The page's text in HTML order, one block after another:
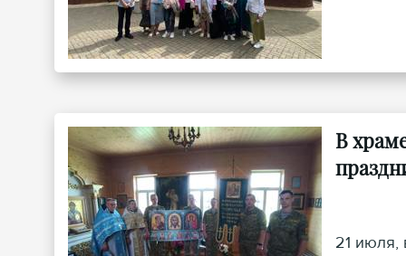
В
21 июля,